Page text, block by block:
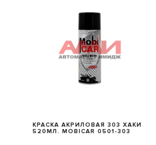
БЫСТРЫЙ ПРОСМОТР
КРАСКА АКРИЛОВАЯ 303 ХАКИ
520МЛ. MOBICAR 0501-303